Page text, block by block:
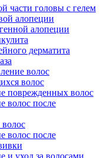
части головы с гелем
алопеции
алопеции
дерматита
волос
волос
поврежденных волос
волос после
волос
волос после
и уход за волосами